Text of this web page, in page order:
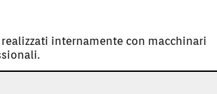
internamente con macchinari